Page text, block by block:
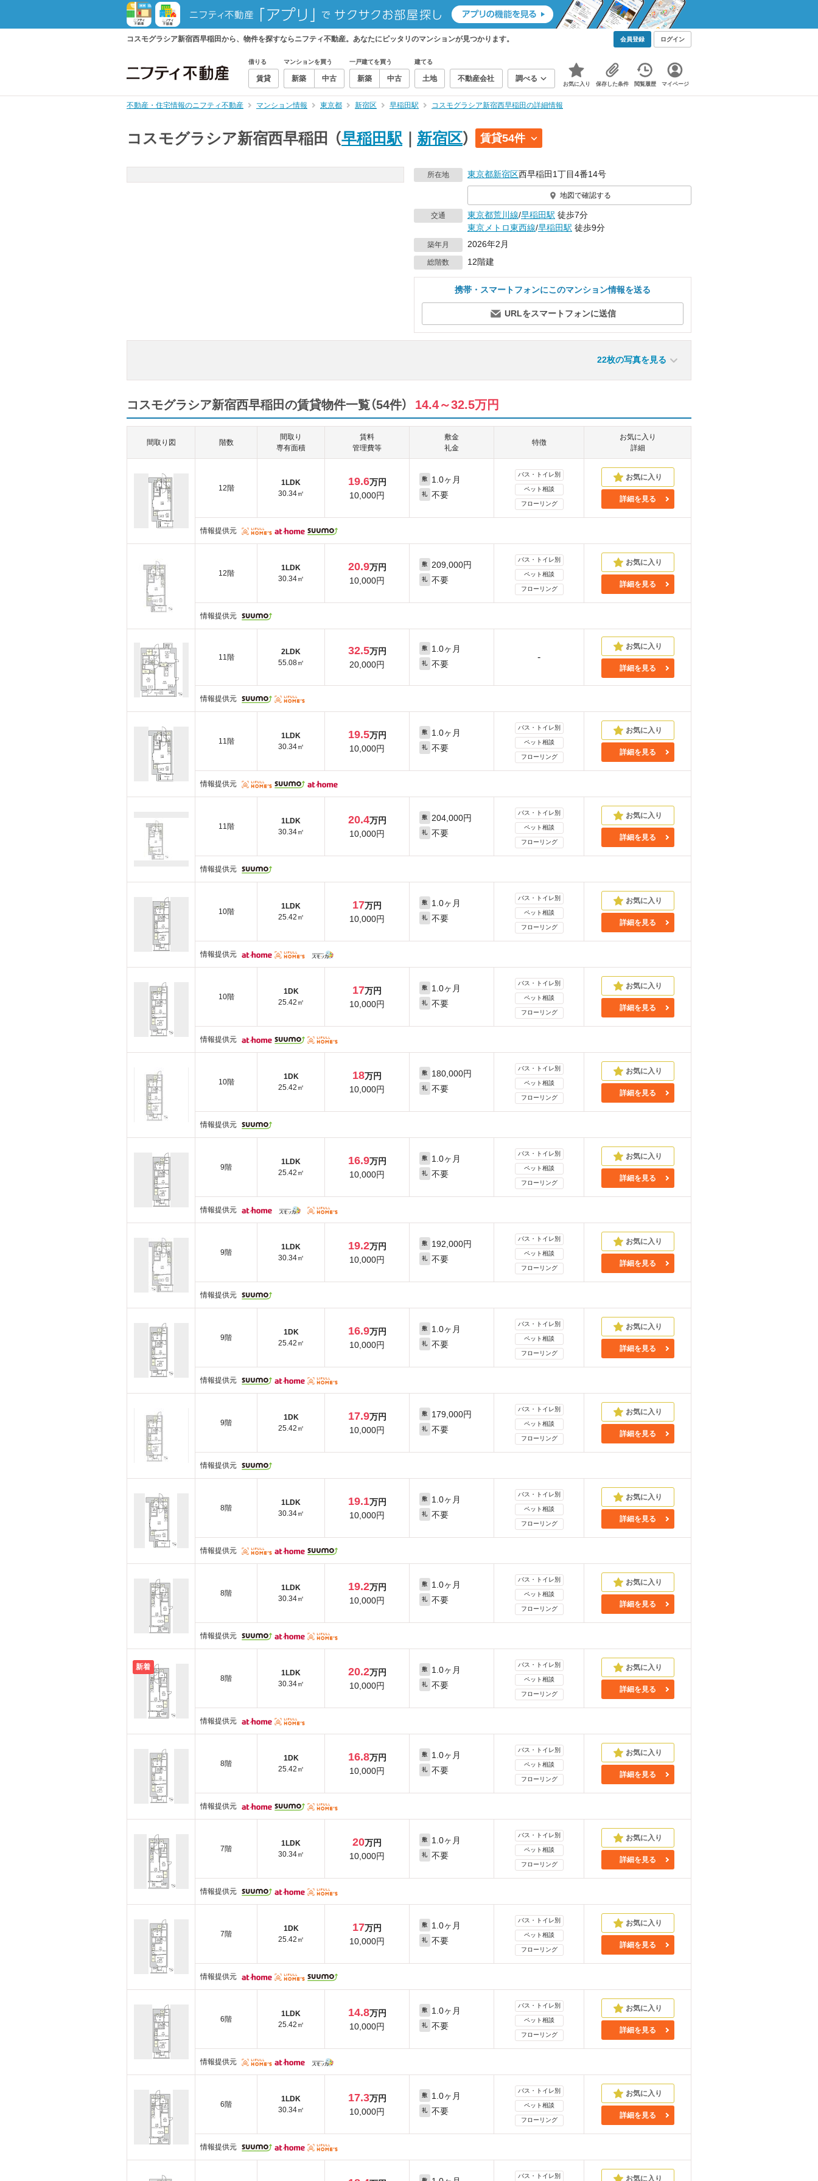
コスモグラシア新宿西早稲田から、物件を探すならニフティ不動産。あなたにピッタリのマンションが見つかります。 会員登録 ログイン
借りる
賃貸
マンションを買う
新築 中古
一戸建てを買う
新築 中古
建てる
土地 不動産会社 調べる
お気に入り 保存した条件 閲覧履歴 マイページ
不動産・住宅情報のニフティ不動産 マンション情報 東京都 新宿区 早稲田駅 コスモグラシア新宿西早稲田の詳細情報
コスモグラシア新宿西早稲田 （早稲田駅 新宿区） 賃貸54件
所在地 東京都新宿区西早稲田1丁目4番14号
地図で確認する
交通 東京都荒川線/早稲田駅 徒歩7分
東京メトロ東西線/早稲田駅 徒歩9分
築年月 2026年2月
総階数 12階建
携帯・スマートフォンにこのマンション情報を送る
URLをスマートフォンに送信
22枚の写真を見る
コスモグラシア新宿西早稲田の賃貸物件一覧（54件） 14.4～32.5万円
間取り図 階数
間取り
専有面積
賃料
管理費等
敷金
礼金
特徴
お気に入り
詳細
12階
1LDK
30.34㎡
19.6万円
10,000円
敷 1.0ヶ月
礼 不要
バス・トイレ別
ペット相談
フローリング
詳細を見る
情報提供元
12階
1LDK
30.34㎡
20.9万円
10,000円
敷 209,000円
礼 不要
バス・トイレ別
ペット相談
フローリング
詳細を見る
情報提供元
11階
2LDK
55.08㎡
32.5万円
20,000円
敷 1.0ヶ月
礼 不要
-
詳細を見る
情報提供元
11階
1LDK
30.34㎡
19.5万円
10,000円
敷 1.0ヶ月
礼 不要
バス・トイレ別
ペット相談
フローリング
詳細を見る
情報提供元
11階
1LDK
30.34㎡
20.4万円
10,000円
敷 204,000円
礼 不要
バス・トイレ別
ペット相談
フローリング
詳細を見る
情報提供元
10階
1LDK
25.42㎡
17万円
10,000円
敷 1.0ヶ月
礼 不要
バス・トイレ別
ペット相談
フローリング
詳細を見る
情報提供元
10階
1DK
25.42㎡
17万円
10,000円
敷 1.0ヶ月
礼 不要
バス・トイレ別
ペット相談
フローリング
詳細を見る
情報提供元
10階
1DK
25.42㎡
18万円
10,000円
敷 180,000円
礼 不要
バス・トイレ別
ペット相談
フローリング
詳細を見る
情報提供元
9階
1LDK
25.42㎡
16.9万円
10,000円
敷 1.0ヶ月
礼 不要
バス・トイレ別
ペット相談
フローリング
詳細を見る
情報提供元
9階
1LDK
30.34㎡
19.2万円
10,000円
敷 192,000円
礼 不要
バス・トイレ別
ペット相談
フローリング
詳細を見る
情報提供元
9階
1DK
25.42㎡
16.9万円
10,000円
敷 1.0ヶ月
礼 不要
バス・トイレ別
ペット相談
フローリング
詳細を見る
情報提供元
9階
1DK
25.42㎡
17.9万円
10,000円
敷 179,000円
礼 不要
バス・トイレ別
ペット相談
フローリング
詳細を見る
情報提供元
8階
1LDK
30.34㎡
19.1万円
10,000円
敷 1.0ヶ月
礼 不要
バス・トイレ別
ペット相談
フローリング
詳細を見る
情報提供元
8階
1LDK
30.34㎡
19.2万円
10,000円
敷 1.0ヶ月
礼 不要
バス・トイレ別
ペット相談
フローリング
詳細を見る
情報提供元
新着
8階
1LDK
30.34㎡
20.2万円
10,000円
敷 1.0ヶ月
礼 不要
バス・トイレ別
ペット相談
フローリング
詳細を見る
情報提供元
8階
1DK
25.42㎡
16.8万円
10,000円
敷 1.0ヶ月
礼 不要
バス・トイレ別
ペット相談
フローリング
詳細を見る
情報提供元
7階
1LDK
30.34㎡
20万円
10,000円
敷 1.0ヶ月
礼 不要
バス・トイレ別
ペット相談
フローリング
詳細を見る
情報提供元
7階
1DK
25.42㎡
17万円
10,000円
敷 1.0ヶ月
礼 不要
バス・トイレ別
ペット相談
フローリング
詳細を見る
情報提供元
6階
1LDK
25.42㎡
14.8万円
10,000円
敷 1.0ヶ月
礼 不要
バス・トイレ別
ペット相談
フローリング
詳細を見る
情報提供元
6階
1LDK
30.34㎡
17.3万円
10,000円
敷 1.0ヶ月
礼 不要
バス・トイレ別
ペット相談
フローリング
詳細を見る
情報提供元
バス・トイレ別